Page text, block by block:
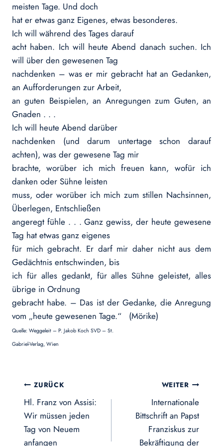
meisten Tage. Und doch
hat er etwas ganz Eigenes, etwas besonderes.
Ich will während des Tages darauf
acht haben. Ich will heute Abend danach suchen. Ich
will über den gewesenen Tag
nachdenken – was er mir gebracht hat an Gedanken,
an Aufforderungen zur Arbeit,
an guten Beispielen, an Anregungen zum Guten, an
Gnaden . . .
Ich will heute Abend darüber
nachdenken (und darum untertage schon darauf
achten), was der gewesene Tag mir
brachte, worüber ich mich freuen kann, wofür ich
danken oder Sühne leisten
muss, oder worüber ich mich zum stillen Nachsinnen,
Überlegen, Entschließen
angeregt fühle . . . Ganz gewiss, der heute gewesene
Tag hat etwas ganz eigenes
für mich gebracht. Er darf mir daher nicht aus dem
Gedächtnis entschwinden, bis
ich für alles gedankt, für alles Sühne geleistet, alles
übrige in Ordnung
gebracht habe. – Das ist der Gedanke, die Anregung
vom „heute gewesenen Tage.“ (Mörike)
Quelle: Weggeleit – P. Jakob Koch SVD – St.
Gabriel-Verlag, Wien
Beitragsnavigation
ZURÜCK
Hl. Franz von Assisi:
Wir müssen jeden
Tag von Neuem
anfangen
WEITER
Internationale
Bittschrift an Papst
Franziskus zur
Bekräftigung der